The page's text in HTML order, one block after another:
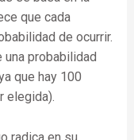
que cada
de ocurrir.
una probabilidad
que hay 100
elegida).
radica en su